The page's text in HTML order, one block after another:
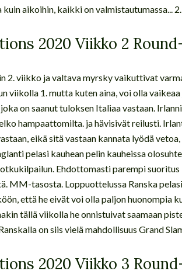
kuin aikoihin, kaikki on valmistautumassa...
2020 Viikko 2
2. viikko ja valtava myrsky vaikuttivat
viikolla 1. mutta kuten aina, voi olla
on saanut tuloksen Italiaa vastaan.
hampaattomilta. ja hävisivät reilusti.
eikä sitä vastaan kannata lyödä
pelasi kauhean pelin kauheissa
Ehdottomasti parempi suoritus
MM-tasosta. Loppuottelussa Ranska
että he eivät voi olla paljon huonompia
tällä viikolla he onnistuivat saamaan
on siis vielä mahdollisuus Grand
2020 Viikko 3